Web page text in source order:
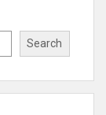
Search